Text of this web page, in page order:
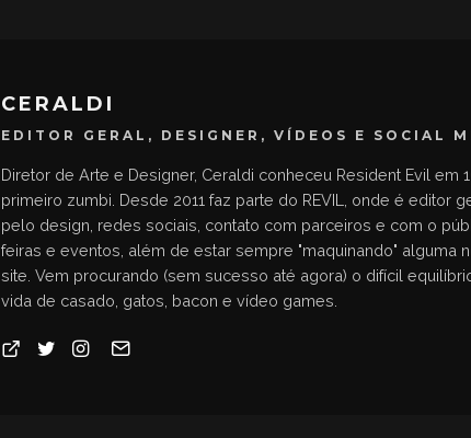
CERALDI
EDITOR GERAL, DESIGNER, VÍDEOS E SOCIAL
Diretor de Arte e Designer, Ceraldi conheceu Resident Evil em
primeiro zumbi. Desde 2011 faz parte do REVIL, onde é editor
pelo design, redes sociais, contato com parceiros e com o
feiras e eventos, além de estar sempre "maquinando" alguma
site. Vem procurando (sem sucesso até agora) o difícil
vida de casado, gatos, bacon e vídeo games.